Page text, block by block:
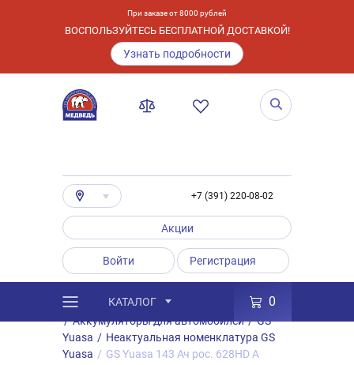
При заказе от 8000 рублей
ВОСПОЛЬЗУЙТЕСЬ БЕСПЛАТНОЙ ДОСТАВКОЙ!
Узнать подробности
+7 (391) 220-08-02
Акции
Войти Регистрация
КАТАЛОГ 0
Каталог / Товары
Аккумуляторы
/ Аккумуляторы для автомобилей / GS
Yuasa / Неактуальная номенклатура GS
Yuasa / GS Yuasa 143 Ач рос. 628HD A